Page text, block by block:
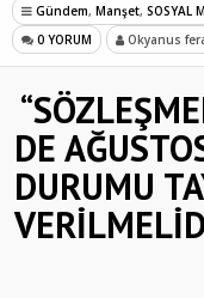
SOFRALARDA
Gündem, Manşet, SOSYAL
0 YORUM
Okyanus
DE
DURUMU